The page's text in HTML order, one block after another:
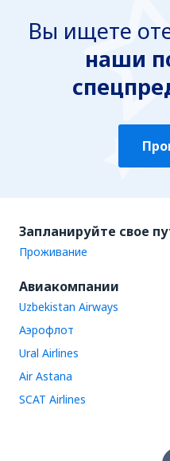
Вы ищете
наши
Запланируйте свое
Проживание
Авиакомпании
Uzbekistan Airways
Аэрофлот
Ural Airlines
Air Astana
SCAT Airlines